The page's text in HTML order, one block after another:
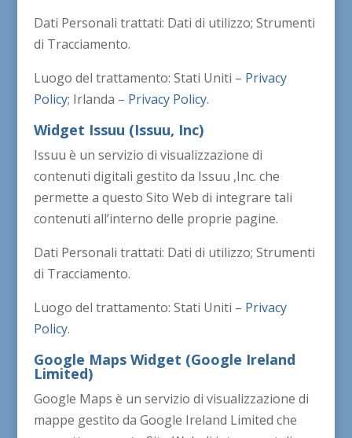
Dati Personali trattati: Dati di utilizzo; Strumenti
di Tracciamento.
Luogo del trattamento: Stati Uniti – Privacy
Policy; Irlanda – Privacy Policy.
Widget Issuu (Issuu, Inc)
Issuu è un servizio di visualizzazione di
contenuti digitali gestito da Issuu ,Inc. che
permette a questo Sito Web di integrare tali
contenuti all’interno delle proprie pagine.
Dati Personali trattati: Dati di utilizzo; Strumenti
di Tracciamento.
Luogo del trattamento: Stati Uniti – Privacy
Policy.
Google Maps Widget (Google Ireland
Limited)
Google Maps è un servizio di visualizzazione di
mappe gestito da Google Ireland Limited che